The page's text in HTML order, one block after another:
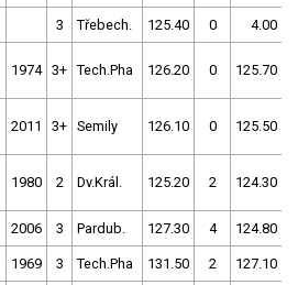
3 Třebech. 125.40 0 4.00
1974 3+ Tech.Pha 126.20 0 125.70
2011 3+ Semily 126.10 0 125.50
1980 2 Dv.Král. 125.20 2 124.30
2006 3 Pardub. 127.30 4 124.80
1969 3 Tech.Pha 131.50 2 127.10